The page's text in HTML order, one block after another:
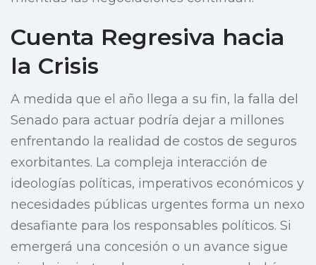
Cuenta Regresiva hacia
la Crisis
A medida que el año llega a su fin, la falla del
Senado para actuar podría dejar a millones
enfrentando la realidad de costos de seguros
exorbitantes. La compleja interacción de
ideologías políticas, imperativos económicos y
necesidades públicas urgentes forma un nexo
desafiante para los responsables políticos. Si
emergerá una concesión o un avance sigue